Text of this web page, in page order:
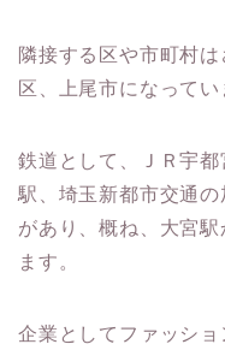
隣接する区や市町村
区、上尾市になってい
鉄道として、ＪＲ宇
駅、埼玉新都市交通
があり、概ね、大宮
ます。
企業としてファッシ